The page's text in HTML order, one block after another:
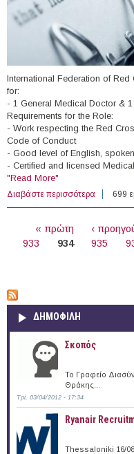
International Federation of
for:
- 1 General Medical Doctor &
Requirements for the Role:
- Work respecting the Red
Code of Conduct
- Good level of English,
- Certified and licensed
"Read More"
Διαβάστε περισσότερα για 1699
« πρώτη ‹
933
934 935
ΔΗΜΟΦΙΛΗ
Σκοπός
Το Γραφείο
Θράκης...
Τρί, 03/04/2012 - 17:34
Ryanair
Thessaloniki 16/